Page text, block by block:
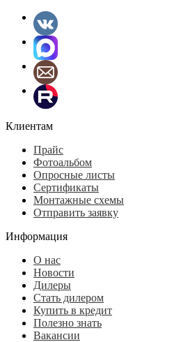
Клиентам
Прайс
Фотоальбом
Опросные листы
Сертификаты
Монтажные схемы
Отправить заявку
Информация
О нас
Новости
Дилеры
Стать дилером
Купить в кредит
Полезно знать
Вакансии